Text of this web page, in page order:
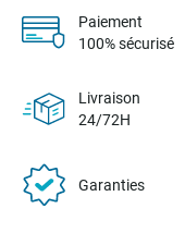
Paiement
100% sécurisé
Livraison
24/72H
Garanties